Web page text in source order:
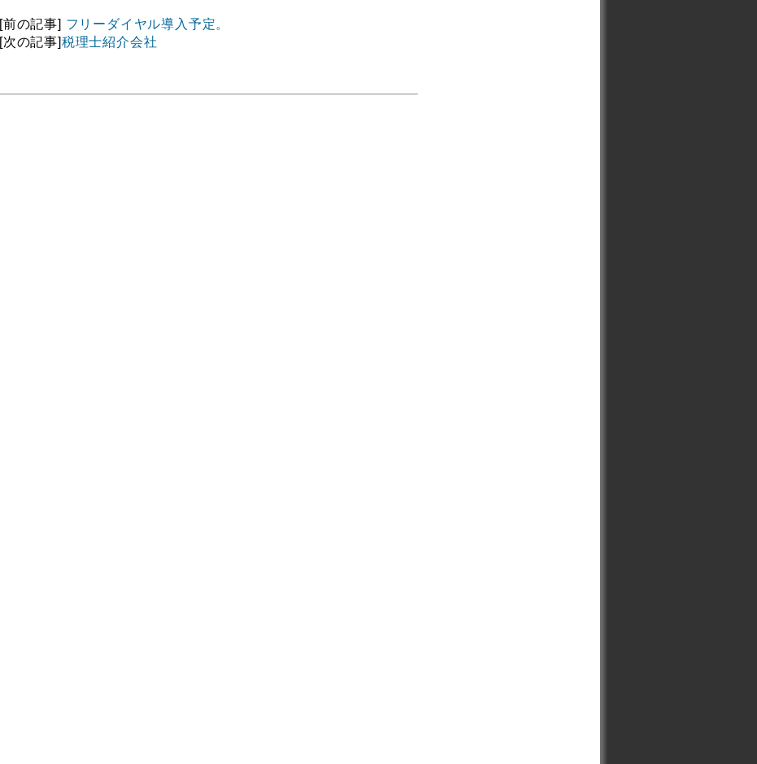
[前の記事] フリーダイヤル導入予定。
[次の記事]税理士紹介会社